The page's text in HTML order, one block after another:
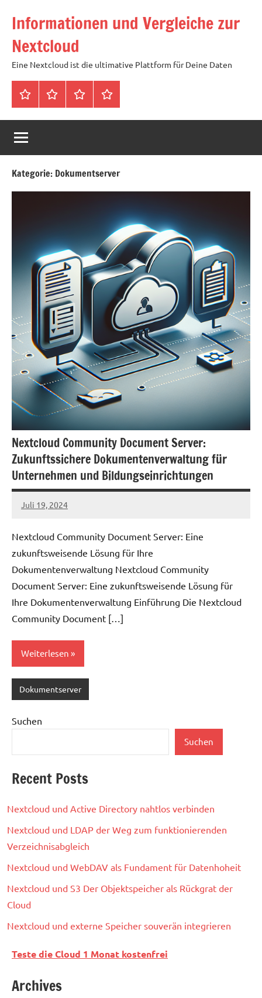
Inhalt
springen
Informationen und Vergleiche zur
Nextcloud
Eine Nextcloud ist die ultimative Plattform für Deine Daten
StartseiteNeuste
Artikel
Cloud
mit
mtl
Tags
Kategorie: Dokumentserver
Nextcloud Community Document Server:
Zukunftssichere Dokumentenverwaltung für
Unternehmen und Bildungseinrichtungen
Juli 19, 2024
admin
Nextcloud Community Document Server: Eine
zukunftsweisende Lösung für Ihre
Dokumentenverwaltung Nextcloud Community
Document Server: Eine zukunftsweisende Lösung für
Ihre Dokumentenverwaltung Einführung Die Nextcloud
Community Document […]
Weiterlesen
Dokumentserver
Suchen
Suchen
Recent Posts
Nextcloud und Active Directory nahtlos verbinden
Nextcloud und LDAP der Weg zum funktionierenden
Verzeichnisabgleich
Nextcloud und WebDAV als Fundament für Datenhoheit
Nextcloud und S3 Der Objektspeicher als Rückgrat der
Cloud
Nextcloud und externe Speicher souverän integrieren
Teste die Cloud 1 Monat kostenfrei
Archives